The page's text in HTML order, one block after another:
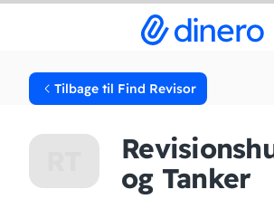
Tilbage til Find Revisor
og Tanker